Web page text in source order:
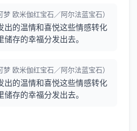
欧米伽红宝石／阿尔法蓝宝石）
出的温情和喜悦这些情感转化
存的幸福分发出去。
欧米伽红宝石／阿尔法蓝宝石）
出的温情和喜悦这些情感转化
存的幸福分发出去。